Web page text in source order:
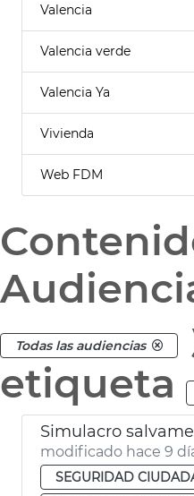
Valencia
Valencia verde
Valencia Ya
Vivienda
Web FDM
Todas las audiencias
etiqueta
modificado hace 9
SEGURIDAD